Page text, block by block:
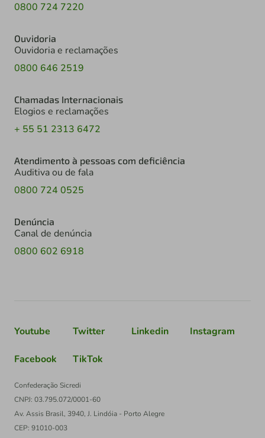
0800 724 7220
Ouvidoria
Ouvidoria e reclamações
0800 646 2519
Chamadas Internacionais
Elogios e reclamações
+ 55 51 2313 6472
Atendimento à pessoas com deficiência
Auditiva ou de fala
0800 724 0525
Denúncia
Canal de denúncia
0800 602 6918
Youtube Twitter Linkedin Instagram
Facebook TikTok
Confederação Sicredi
CNPJ: 03.795.072/0001-60
Av. Assis Brasil, 3940, J. Lindóia - Porto Alegre
CEP: 91010-003